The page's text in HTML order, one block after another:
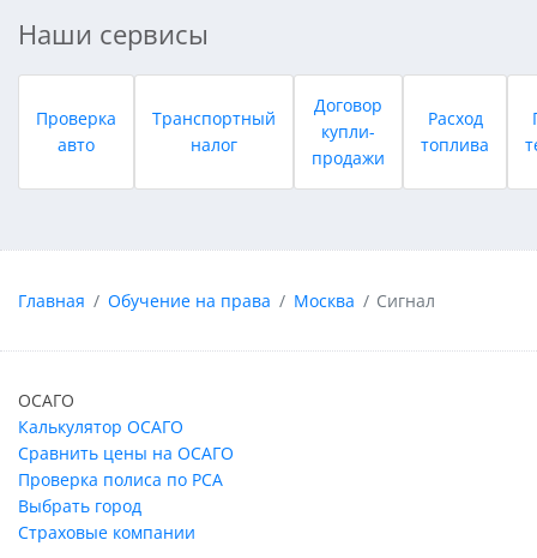
Наши сервисы
Проверка
авто
Транспортный
налог
Договор
купли-
продажи
Расход
топлива
Главная Обучение на права Москва Сигнал
ОСАГО
Калькулятор ОСАГО
Сравнить цены на ОСАГО
Проверка полиса по РСА
Выбрать город
Страховые компании